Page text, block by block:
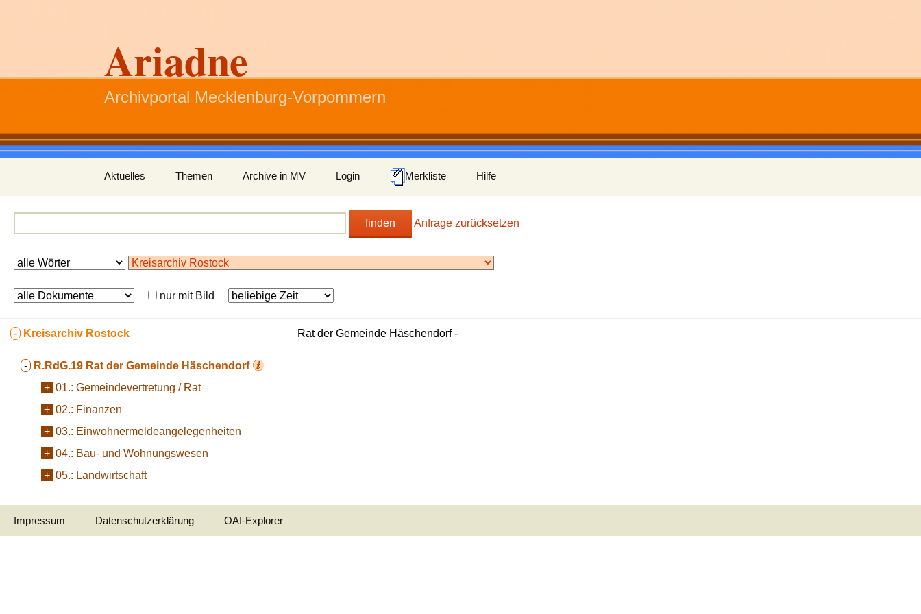
Ariadne
Archivportal Mecklenburg-Vorpommern
Inhalt
springen
Aktuelles Themen Archive in MV Login Merkliste Hilfe
finden Anfrage zurücksetzen
nur mit Bild
- Kreisarchiv Rostock
- R.RdG.19 Rat der Gemeinde Häschendorf
+ 01.: Gemeindevertretung / Rat
+ 02.: Finanzen
+ 03.: Einwohnermeldeangelegenheiten
+ 04.: Bau- und Wohnungswesen
+ 05.: Landwirtschaft
Rat der Gemeinde Häschendorf -
Impressum Datenschutzerklärung OAI-Explorer